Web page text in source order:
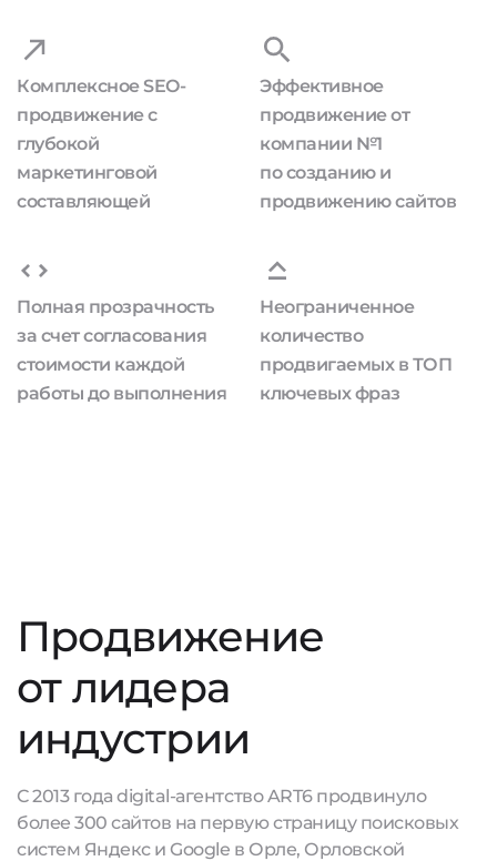
Комплексное SEO-
продвижение с
глубокой
маркетинговой
составляющей
Эффективное
продвижение от
компании №1
по созданию и
продвижению сайтов
Полная прозрачность
за счет согласования
стоимости каждой
работы до выполнения
Неограниченное
количество
продвигаемых в ТОП
ключевых фраз
Продвижение
от лидера
индустрии
С 2013 года digital-агентство ART6 продвинуло
более 300 сайтов на первую страницу поисковых
систем Яндекс и Google в Орле, Орловской